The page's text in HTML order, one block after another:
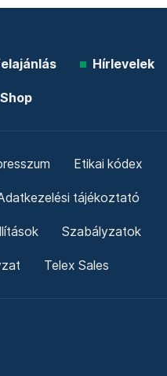
Hírlevelek
Etikai kódex
tájékoztató
Szabályzatok
Telex Sales